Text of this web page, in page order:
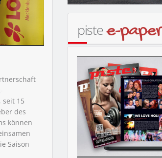
seit 15
des
können
Saison
pistee-paper